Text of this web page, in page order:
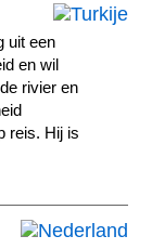
uit een
en wil
rivier en
reis. Hij is